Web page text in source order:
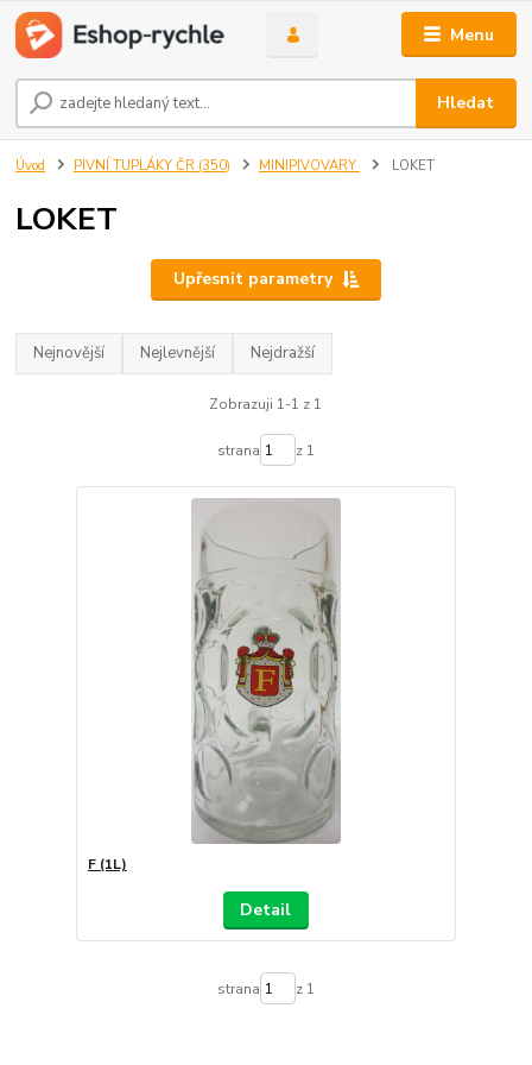
Menu
Hledat
Úvod PIVNÍ TUPLÁKY ČR (350) MINIPIVOVARY LOKET
LOKET
Upřesnit parametry
Nejnovější Nejlevnější Nejdražší
Zobrazuji 1-1 z 1
strana z 1
F (1L)
Detail
strana z 1